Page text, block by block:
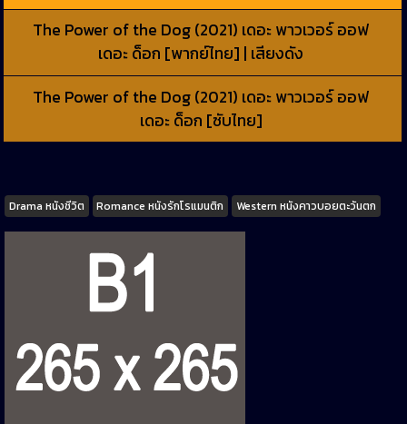
The Power of the Dog (2021) เดอะ พาวเวอร์ ออฟ
เดอะ ด็อก [พากย์ไทย] | เสียงดัง
The Power of the Dog (2021) เดอะ พาวเวอร์ ออฟ
เดอะ ด็อก [ซับไทย]
Tags
Drama หนังชีวิต Romance หนังรักโรแมนติก Western หนังคาวบอยตะวันตก